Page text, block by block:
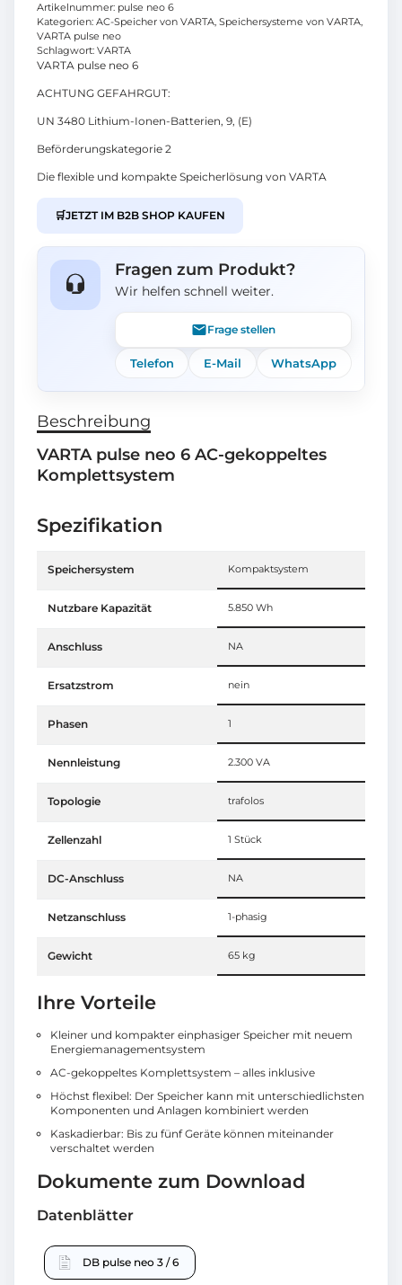
Artikelnummer: pulse neo 6
Kategorien: AC-Speicher von VARTA, Speichersysteme von VARTA,
VARTA pulse neo
Schlagwort: VARTA
VARTA pulse neo 6
ACHTUNG GEFAHRGUT:
UN 3480 Lithium-Ionen-Batterien, 9, (E)
Beförderungskategorie 2
Die flexible und kompakte Speicherlösung von VARTA
🛒JETZT IM B2B SHOP KAUFEN
Fragen zum Produkt?
Wir helfen schnell weiter.
Frage stellen
Telefon E-Mail WhatsApp
Beschreibung
VARTA pulse neo 6 AC-gekoppeltes
Komplettsystem
Spezifikation
Speichersystem Kompaktsystem
Nutzbare Kapazität 5.850 Wh
Anschluss NA
Ersatzstrom nein
Phasen 1
Nennleistung 2.300 VA
Topologie trafolos
Zellenzahl 1 Stück
DC-Anschluss NA
Netzanschluss 1-phasig
Gewicht 65 kg
Ihre Vorteile
Kleiner und kompakter einphasiger Speicher mit neuem
Energiemanagementsystem
AC-gekoppeltes Komplettsystem – alles inklusive
Höchst flexibel: Der Speicher kann mit unterschiedlichsten
Komponenten und Anlagen kombiniert werden
Kaskadierbar: Bis zu fünf Geräte können miteinander
verschaltet werden
Dokumente zum Download
Datenblätter
DB pulse neo 3 / 6